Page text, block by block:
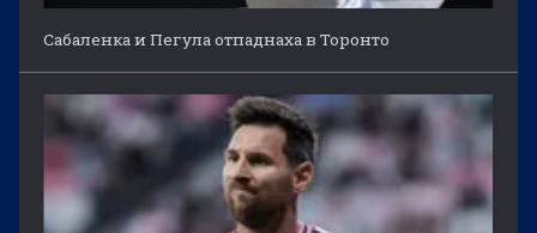
Сабаленка и Пегула отпаднаха в Торонто